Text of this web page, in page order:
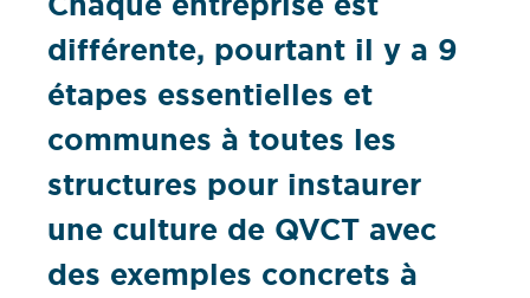
différente, pourtant il y a 9
étapes essentielles et
communes à toutes les
structures pour instaurer
une culture de QVCT avec
des exemples concrets à